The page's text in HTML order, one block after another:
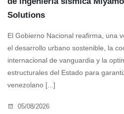
Solutions
El Gobierno Nacional reafirma, una
el desarrollo urbano sostenible, la
internacional de vanguardia y la
estructurales del Estado para
venezolano [...]
05/08/2026